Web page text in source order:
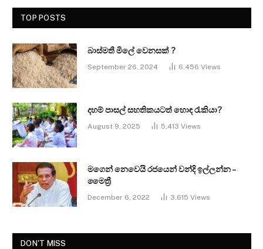
TOP POSTS
බාස්මතී මිලේ වෙනසක් ?
September 26, 2024 6,456 Views
දහම් පාසල් සහතිකයටත් හොඳ රැකියා?
August 9, 2025 5,413 Views
මගෙන් නෙවෙයි රජයෙන් වන්දි ඉල්ලන්න –
මෛත්‍රී
December 6, 2022 3,615 Views
DON'T MISS